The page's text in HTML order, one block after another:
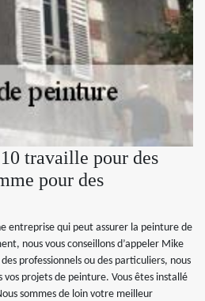
travaille pour des
pour des
entreprise qui peut assurer la peinture de
nous vous conseillons d’appeler Mike
professionnels ou des particuliers, nous
vos projets de peinture. Vous êtes installé
sommes de loin votre meilleur